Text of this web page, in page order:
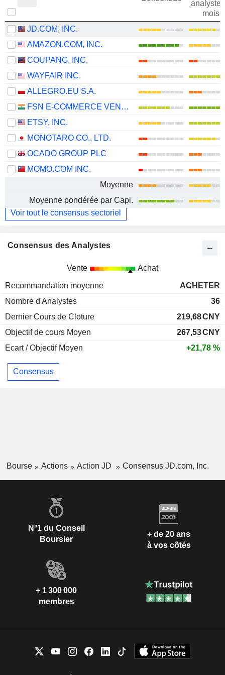
mois
JD.COM, INC.
AMAZON.COM, INC.
COUPANG, INC.
WAYFAIR INC.
ALLEGRO.EU S.A.
FSN E-COMMERCE VENTURES LIMITED
ETSY, INC.
MONOTARO CO., LTD.
OCADO GROUP PLC
MOMO.COM INC.
Moyenne
Moyenne pondérée par Capi.
Voir tout le consensus sectoriel
Consensus des Analystes
Vente Achat
Recommandation moyenne
ACHETER
Nombre d'Analystes
36
Dernier Cours de Cloture
219,68CNY
Objectif de cours Moyen
267,53CNY
Ecart / Objectif Moyen
+21,78 %
Consensus
Bourse Actions Action JD Consensus JD.com, Inc.
N°1 du Conseil
Boursier
+ de 20 ans
à vos côtés
+ 1 300 000
membres